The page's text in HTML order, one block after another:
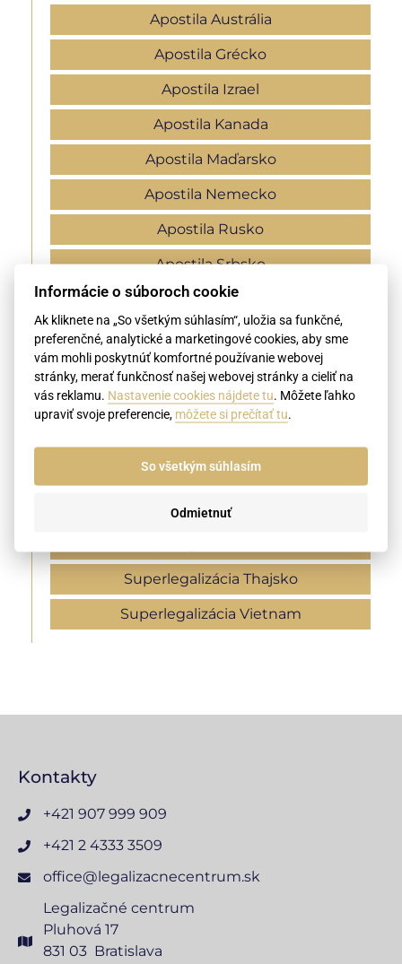
Apostila Austrália
Apostila Grécko
Apostila Izrael
Apostila Kanada
Apostila Maďarsko
Apostila Nemecko
Apostila Rusko
Apostila Srbsko
Apostila Ukrajina
Apostila USA
Apostila Veľká Británia
Apostila Čína
Superlegaizácia Alžírsko
Superlegalizácia Kambodža
Superlegalizácia Thajsko
Superlegalizácia Vietnam
Kontakty
+421 907 999 909
+421 2 4333 3509
office@legalizacnecentrum.sk
Legalizačné centrum
Pluhová 17
831 03 Bratislava
Informácie o súboroch cookie
Ak kliknete na „So všetkým súhlasím“, uložia sa funkčné,
preferenčné, analytické a marketingové cookies, aby sme
vám mohli poskytnúť komfortné používanie webovej
stránky, merať funkčnosť našej webovej stránky a cieliť na
vás reklamu. Nastavenie cookies nájdete tu. Môžete ľahko
upraviť svoje preferencie, môžete si prečítať tu.
So všetkým súhlasím
Odmietnuť